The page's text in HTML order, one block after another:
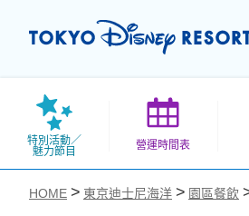
特別活動／
魅力節目
營運時間表
HOME 東京迪士尼海洋 園區餐飲